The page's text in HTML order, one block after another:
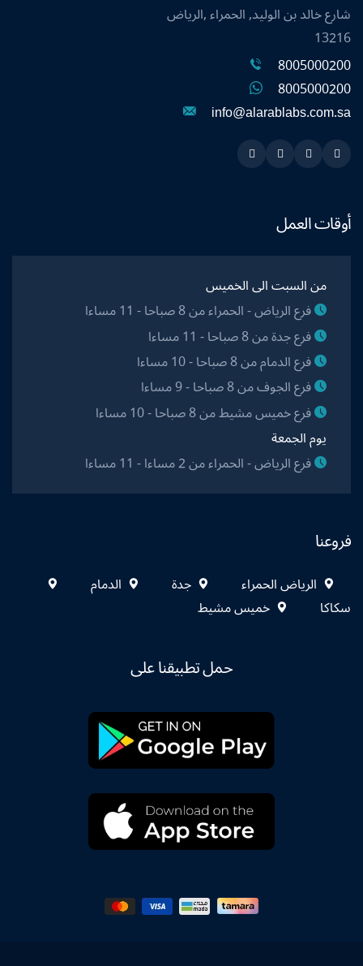
شارع خالد بن الوليد, الحمراء ,الرياض
13216
8005000200
8005000200
info@alarablabs.com.sa
Snapchat
Twitter
Linkedin
Instagram
أوقات العمل
من السبت الى الخميس
فرع الرياض - الحمراء من 8 صباحا - 11 مساءا
فرع جدة من 8 صباحا - 11 مساءا
فرع الدمام من 8 صباحا - 10 مساءا
فرع الجوف من 8 صباحا - 9 مساءا
فرع خميس مشيط من 8 صباحا - 10 مساءا
يوم الجمعة
فرع الرياض - الحمراء من 2 مساءا - 11 مساءا
فروعنا
الرياض الحمراء جدة
الدمام
سكاكا
خميس مشيط
حمل تطبيقنا على